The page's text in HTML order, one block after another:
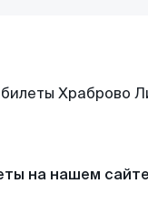
на нашем сайте